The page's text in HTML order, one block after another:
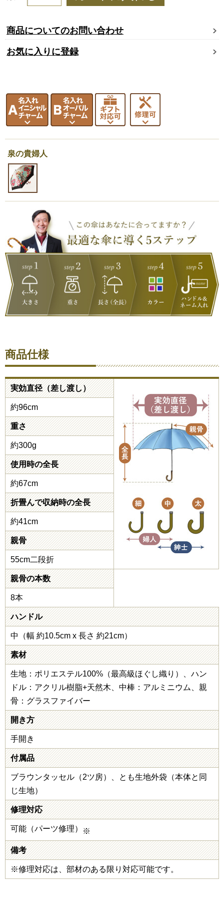
商品についてのお問い合わせ
お気に入りに登録
泉の貴婦人
商品仕様
実効直径（差し渡し）
約96cm
重さ
約300g
使用時の全長
約67cm
折畳んで収納時の全長
約41cm
親骨
55cm二段折
親骨の本数
8本
ハンドル
中（幅 約10.5cm x 長さ 約21cm）
素材
生地：ポリエステル100%（最高級ほぐし織り）、ハン
ドル：アクリル樹脂+天然木、中棒：アルミニウム、親
骨：グラスファイバー
開き方
手開き
付属品
ブラウンタッセル（2ツ房）、とも生地外袋（本体と同
じ生地）
修理対応
可能（パーツ修理） ※
備考
※修理対応は、部材のある限り対応可能です。